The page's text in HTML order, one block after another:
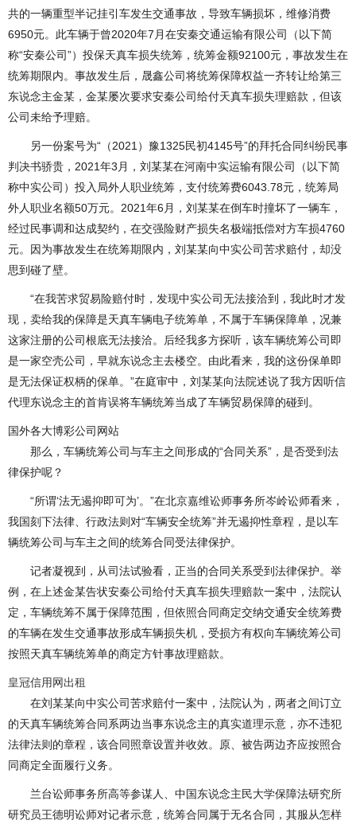
共的一辆重型半记挂引车发生交通事故，导致车辆损坏，维修消费
6950元。此车辆于曾2020年7月在安秦交通运输有限公司（以下简
称“安秦公司”）投保天真车损失统筹，统筹金额92100元，事故发生在
统筹期限内。事故发生后，晟鑫公司将统筹保障权益一齐转让给第三
东说念主金某，金某屡次要求安秦公司给付天真车损失理赔款，但该
公司未给予理赔。
另一份案号为“（2021）豫1325民初4145号”的拜托合同纠纷民事
判决书骄贵，2021年3月，刘某某在河南中实运输有限公司（以下简
称中实公司）投入局外人职业统筹，支付统筹费6043.78元，统筹局
外人职业名额50万元。2021年6月，刘某某在倒车时撞坏了一辆车，
经过民事调和达成契约，在交强险财产损失名极端抵偿对方车损4760
元。因为事故发生在统筹期限内，刘某某向中实公司苦求赔付，却没
思到碰了壁。
“在我苦求贸易险赔付时，发现中实公司无法接洽到，我此时才发
现，卖给我的保障是天真车辆电子统筹单，不属于车辆保障单，况兼
这家注册的公司根底无法接洽。后经我多方探听，该车辆统筹公司即
是一家空壳公司，早就东说念主去楼空。由此看来，我的这份保单即
是无法保证权柄的保单。”在庭审中，刘某某向法院述说了我方因听信
代理东说念主的首肯误将车辆统筹当成了车辆贸易保障的碰到。
国外各大博彩公司网站
那么，车辆统筹公司与车主之间形成的“合同关系”，是否受到法
律保护呢？
“所谓‘法无遏抑即可为’。”在北京嘉维讼师事务所岑岭讼师看来，
我国刻下法律、行政法则对“车辆安全统筹”并无遏抑性章程，是以车
辆统筹公司与车主之间的统筹合同受法律保护。
记者凝视到，从司法试验看，正当的合同关系受到法律保护。举
例，在上述金某告状安秦公司给付天真车损失理赔款一案中，法院认
定，车辆统筹不属于保障范围，但依照合同商定交纳交通安全统筹费
的车辆在发生交通事故形成车辆损失机，受损方有权向车辆统筹公司
按照天真车辆统筹单的商定方针事故理赔款。
皇冠信用网出租
在刘某某向中实公司苦求赔付一案中，法院认为，两者之间订立
的天真车辆统筹合同系两边当事东说念主的真实道理示意，亦不违犯
法律法则的章程，该合同照章设置并收效。原、被告两边齐应按照合
同商定全面履行义务。
兰台讼师事务所高等参谋人、中国东说念主民大学保障法研究所
研究员王德明讼师对记者示意，统筹合同属于无名合同，其服从怎样